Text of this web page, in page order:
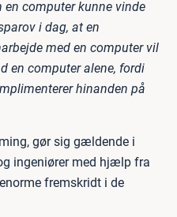
en computer kunne vinde
i dag, at en
med en computer vil
en computer alene, fordi
hinanden på
gør sig gældende i
ingeniører med hjælp fra
fremskridt i de